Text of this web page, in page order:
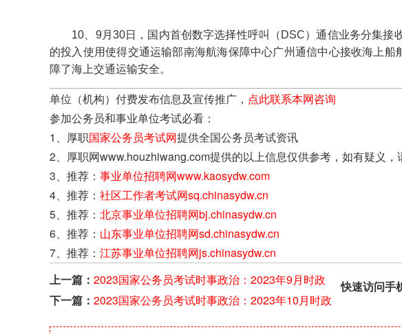
10、9月30日，国内首创数字选择性呼叫（DSC）通信业务分集接
的投入使用使得交通运输部南海航海保障中心广州通信中心接收海上船
障了海上交通运输安全。
单位（机构）付费发布信息及宣传推广， 点此联系本网咨询
参加公务员和事业单位考试必看：
1、厚职国家公务员考试网提供全国公务员考试资讯
2、厚职网www.houzhiwang.com提供的以上信息仅供参考，如有疑义，
3、推荐： 事业单位招聘网www.kaosydw.com
4、推荐： 社区工作者考试网sq.chinasydw.cn
5、推荐： 北京事业单位招聘网bj.chinasydw.cn
6、推荐： 山东事业单位招聘网sd.chinasydw.cn
7、推荐： 江苏事业单位招聘网js.chinasydw.cn
上一篇： 2023国家公务员考试时事政治：2023年9月时政
热点（第3周）
下一篇： 2023国家公务员考试时事政治：2023年10月时政
快速访问手